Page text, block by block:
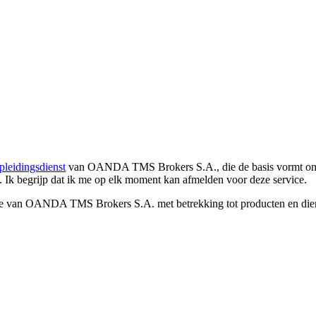
van OANDA TMS Brokers S.A., die de basis vormt
Ik begrijp dat ik me op elk moment kan afmelden voor deze service.
OANDA TMS Brokers S.A. met betrekking tot producten en